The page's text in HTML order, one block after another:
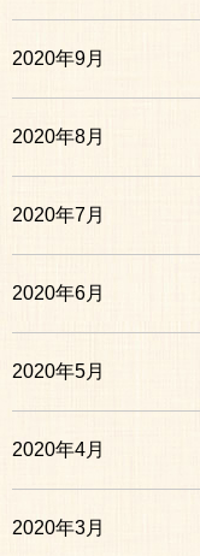
2020年9月
2020年8月
2020年7月
2020年6月
2020年5月
2020年4月
2020年3月